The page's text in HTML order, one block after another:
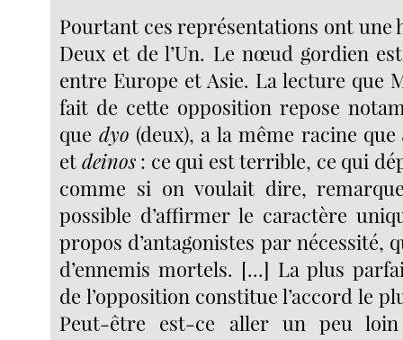
Pourtant ces représentations ont une
Deux et de l’Un. Le nœud gordien
entre Europe et Asie. La lecture que
fait de cette opposition repose
que dyo (deux), a la même racine que
et deinos: ce qui est terrible, ce qui
comme si on voulait dire,
possible d’affirmer le caractère
propos d’antagonistes par nécessité,
d’ennemis mortels. [...] La plus
de l’opposition constitue l’accord le
Peut-être est-ce aller un peu